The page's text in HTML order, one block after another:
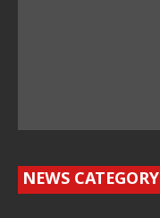
NEWS CATEGORY